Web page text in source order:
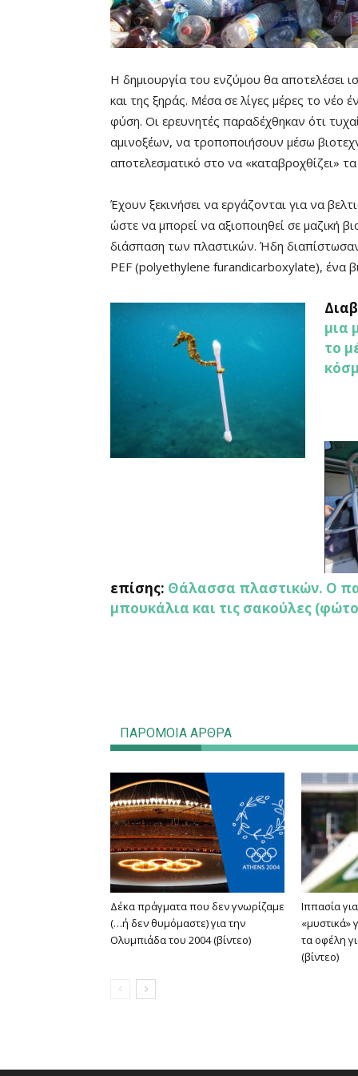
Η δημιουργία του ενζύμου θα αποτελέσει
και της ξηράς. Μέσα σε λίγες μέρες το
φύση. Οι ερευνητές παραδέχθηκαν ότι
αμινοξέων, να τροποποιήσουν μέσω
αποτελεσματικό στο να «καταβροχθίζει»
Έχουν ξεκινήσει να εργάζονται για να
ώστε να μπορεί να αξιοποιηθεί σε μαζική
διάσπαση των πλαστικών. Ήδη
PEF (polyethylene furandicarboxylate), ένα
μια
το
επίσης: Θάλασσα πλαστικών. Ο
μπουκάλια και τις σακούλες
ΠΑΡΟΜΟΙΑ ΑΡΘΡΑ
Δέκα πράγματα που δεν γνωρίζαμε
(…ή δεν θυμόμαστε) για την
Ολυμπιάδα του 2004 (βίντεο)
Ιππασία
«μυστικά»
τα οφέλη
(βίντεο)